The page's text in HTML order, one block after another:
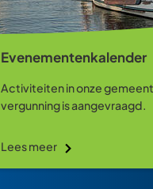
Evenementenkalender
Activiteiten in onze
vergunning is aangevraagd.
Lees meer